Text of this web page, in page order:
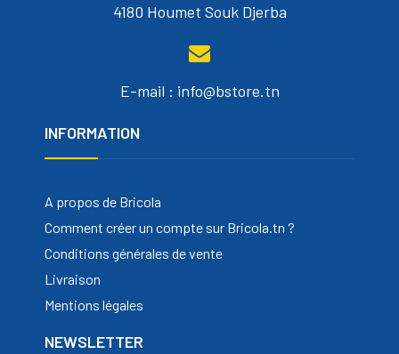
4180 Houmet Souk Djerba
E-mail : info@bstore.tn
INFORMATION
A propos de Bricola
Comment créer un compte sur Bricola.tn ?
Conditions générales de vente
Livraison
Mentions légales
NEWSLETTER